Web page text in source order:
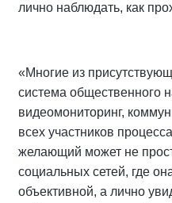
лично наблюдать, как
«Многие из
система общественного
видеомониторинг,
всех участников
желающий может не
социальных сетей, где
объективной, а лично